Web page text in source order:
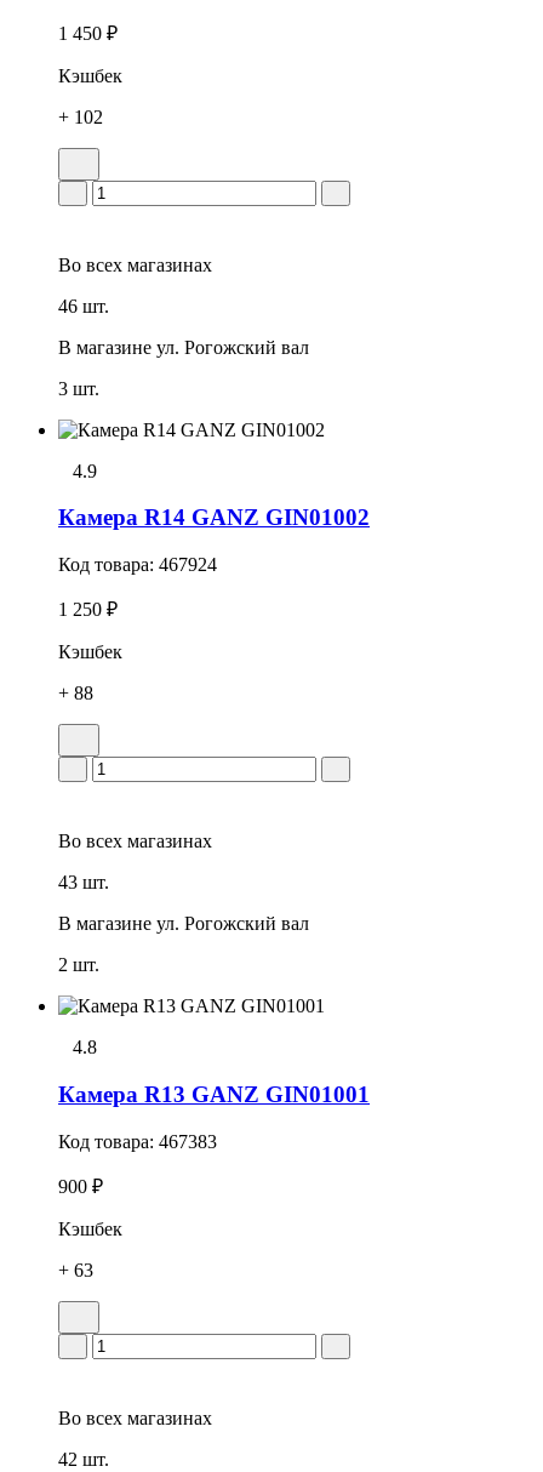
1 450 ₽
Кэшбек
+ 102
Во всех магазинах
46 шт.
В магазине ул. Рогожский вал
3 шт.
4.9
Камера R14 GANZ GIN01002
Код товара: 467924
1 250 ₽
Кэшбек
+ 88
Во всех магазинах
43 шт.
В магазине ул. Рогожский вал
2 шт.
4.8
Камера R13 GANZ GIN01001
Код товара: 467383
900 ₽
Кэшбек
+ 63
Во всех магазинах
42 шт.